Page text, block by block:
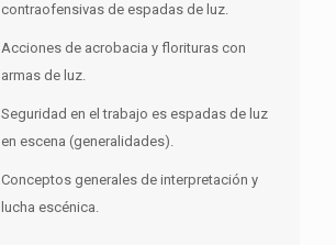
contraofensivas de espadas de luz.
Acciones de acrobacia y florituras con
armas de luz.
Seguridad en el trabajo es espadas de luz
en escena (generalidades).
Conceptos generales de interpretación y
lucha escénica.